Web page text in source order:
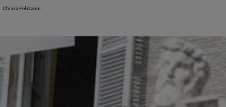
tutti»
Chiara Pelizzoni